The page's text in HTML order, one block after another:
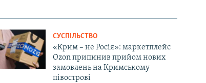
СУСПІЛЬСТВО
«Крим – не Росія»: маркетплейс
Ozon припинив прийом нових
замовлень на Кримському
півострові